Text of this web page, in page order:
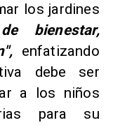
los jardines
bienestar,
enfatizando
debe ser
a los niños
para su